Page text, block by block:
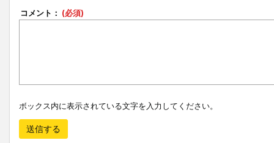
コメント： (必須)
ボックス内に表示されている文字を入力してください。
送信する